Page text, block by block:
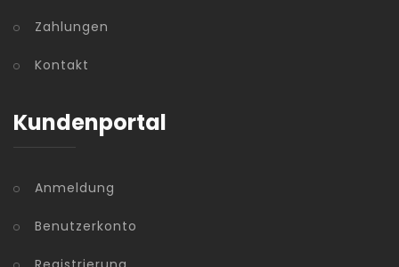
Zahlungen
Kontakt
Kundenportal
Anmeldung
Benutzerkonto